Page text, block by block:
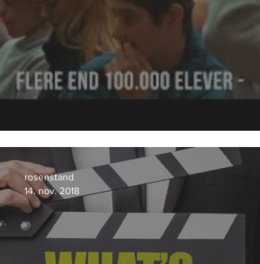
DrugRebels fortsætter
rosenstand
14. nov. 2018